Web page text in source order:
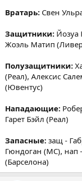
Вратарь: Свен
Защитники: Йозуа
Жоэль Матип
Полузащитники:
(Реал), Алексис
(Ювентус)
Нападающие:
Гарет Бэйл (Реал)
Запасные: защ -
Гюндоган (МС), нап
(Барселона)